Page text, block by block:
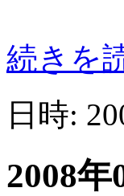
続きを
日時:
2008年